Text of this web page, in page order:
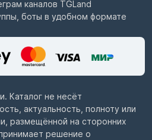
каналов TGLand
боты в удобном формате
Каталог не несёт
актуальность, полноту или
размещённой на сторонних
решение о